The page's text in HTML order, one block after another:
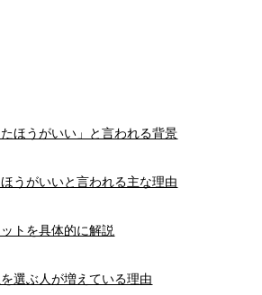
たほうがいい」と言われる背景
うがいいと言われる主な理由
トを具体的に解説
選ぶ人が増えている理由